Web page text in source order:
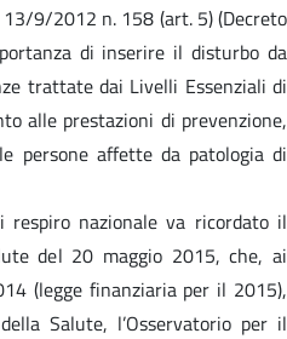
9/2012 n. 158 (art. 5) (Decreto
di inserire il disturbo da
trattate dai Livelli Essenziali di
alle prestazioni di prevenzione,
persone affette da patologia di
nazionale va ricordato il
del 20 maggio 2015, che, ai
(legge finanziaria per il 2015),
Salute, l’Osservatorio per il